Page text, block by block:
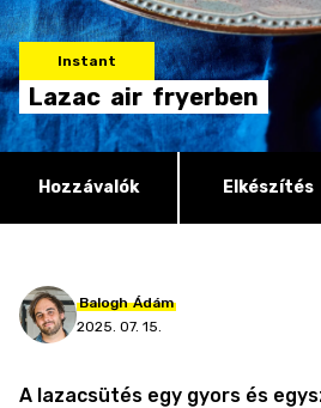
Instant
Lazac air fryerben
Hozzávalók Elkészítés
Balogh Ádám
2025. 07. 15.
A lazacsütés egy gyors és